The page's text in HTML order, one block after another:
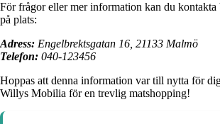
För frågor eller mer information kan du
på plats:
Adress: Engelbrektsgatan 16, 21133 Malmö
Telefon: 040-123456
Hoppas att denna information var till nytta för
Willys Mobilia för en trevlig matshopping!